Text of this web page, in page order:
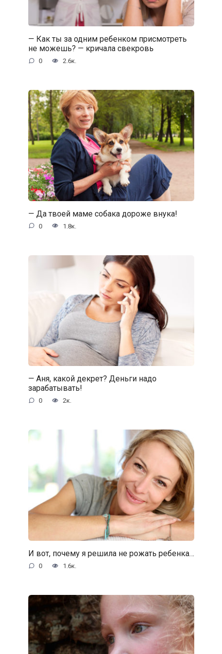
— Как ты за одним ребенком присмотреть
не можешь? — кричала свекровь
0 2.6к.
— Да твоей маме собака дороже внука!
0 1.8к.
— Аня, какой декрет? Деньги надо
зарабатывать!
0 2к.
И вот, почему я решила не рожать ребенка…
0 1.6к.